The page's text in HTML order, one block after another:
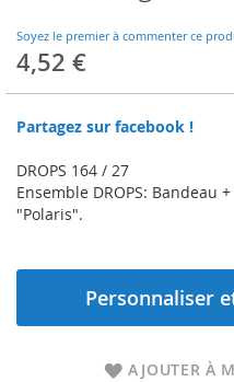
Soyez le premier à commenter ce
4,52 €
Partagez sur facebook !
DROPS 164 / 27
Ensemble DROPS: Bandeau
"Polaris".
Personnaliser
AJOUTER À
beginning
of
the
gallery